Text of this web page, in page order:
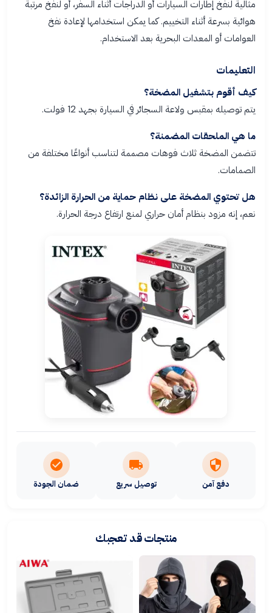
مثالية لنفخ إطارات السيارات أو الدراجات أثناء السفر، أو لنفخ مرتبة
هوائية بسرعة أثناء التخييم. كما يمكن استخدامها لإعادة نفخ
العوامات أو المعدات البحرية بعد الاستخدام.
التعليمات
كيف أقوم بتشغيل المضخة؟
يتم توصيله بمقبس ولاعة السجائر في السيارة بجهد 12 فولت.
ما هي الملحقات المضمنة؟
تتضمن المضخة ثلاث فوهات مصممة لتناسب أنواعًا مختلفة من
الصمامات.
هل تحتوي المضخة على نظام حماية من الحرارة الزائدة؟
نعم، إنه مزود بنظام أمان حراري لمنع ارتفاع درجة الحرارة.
دفع آمن توصيل سريع ضمان الجودة
منتجات قد تعجبك